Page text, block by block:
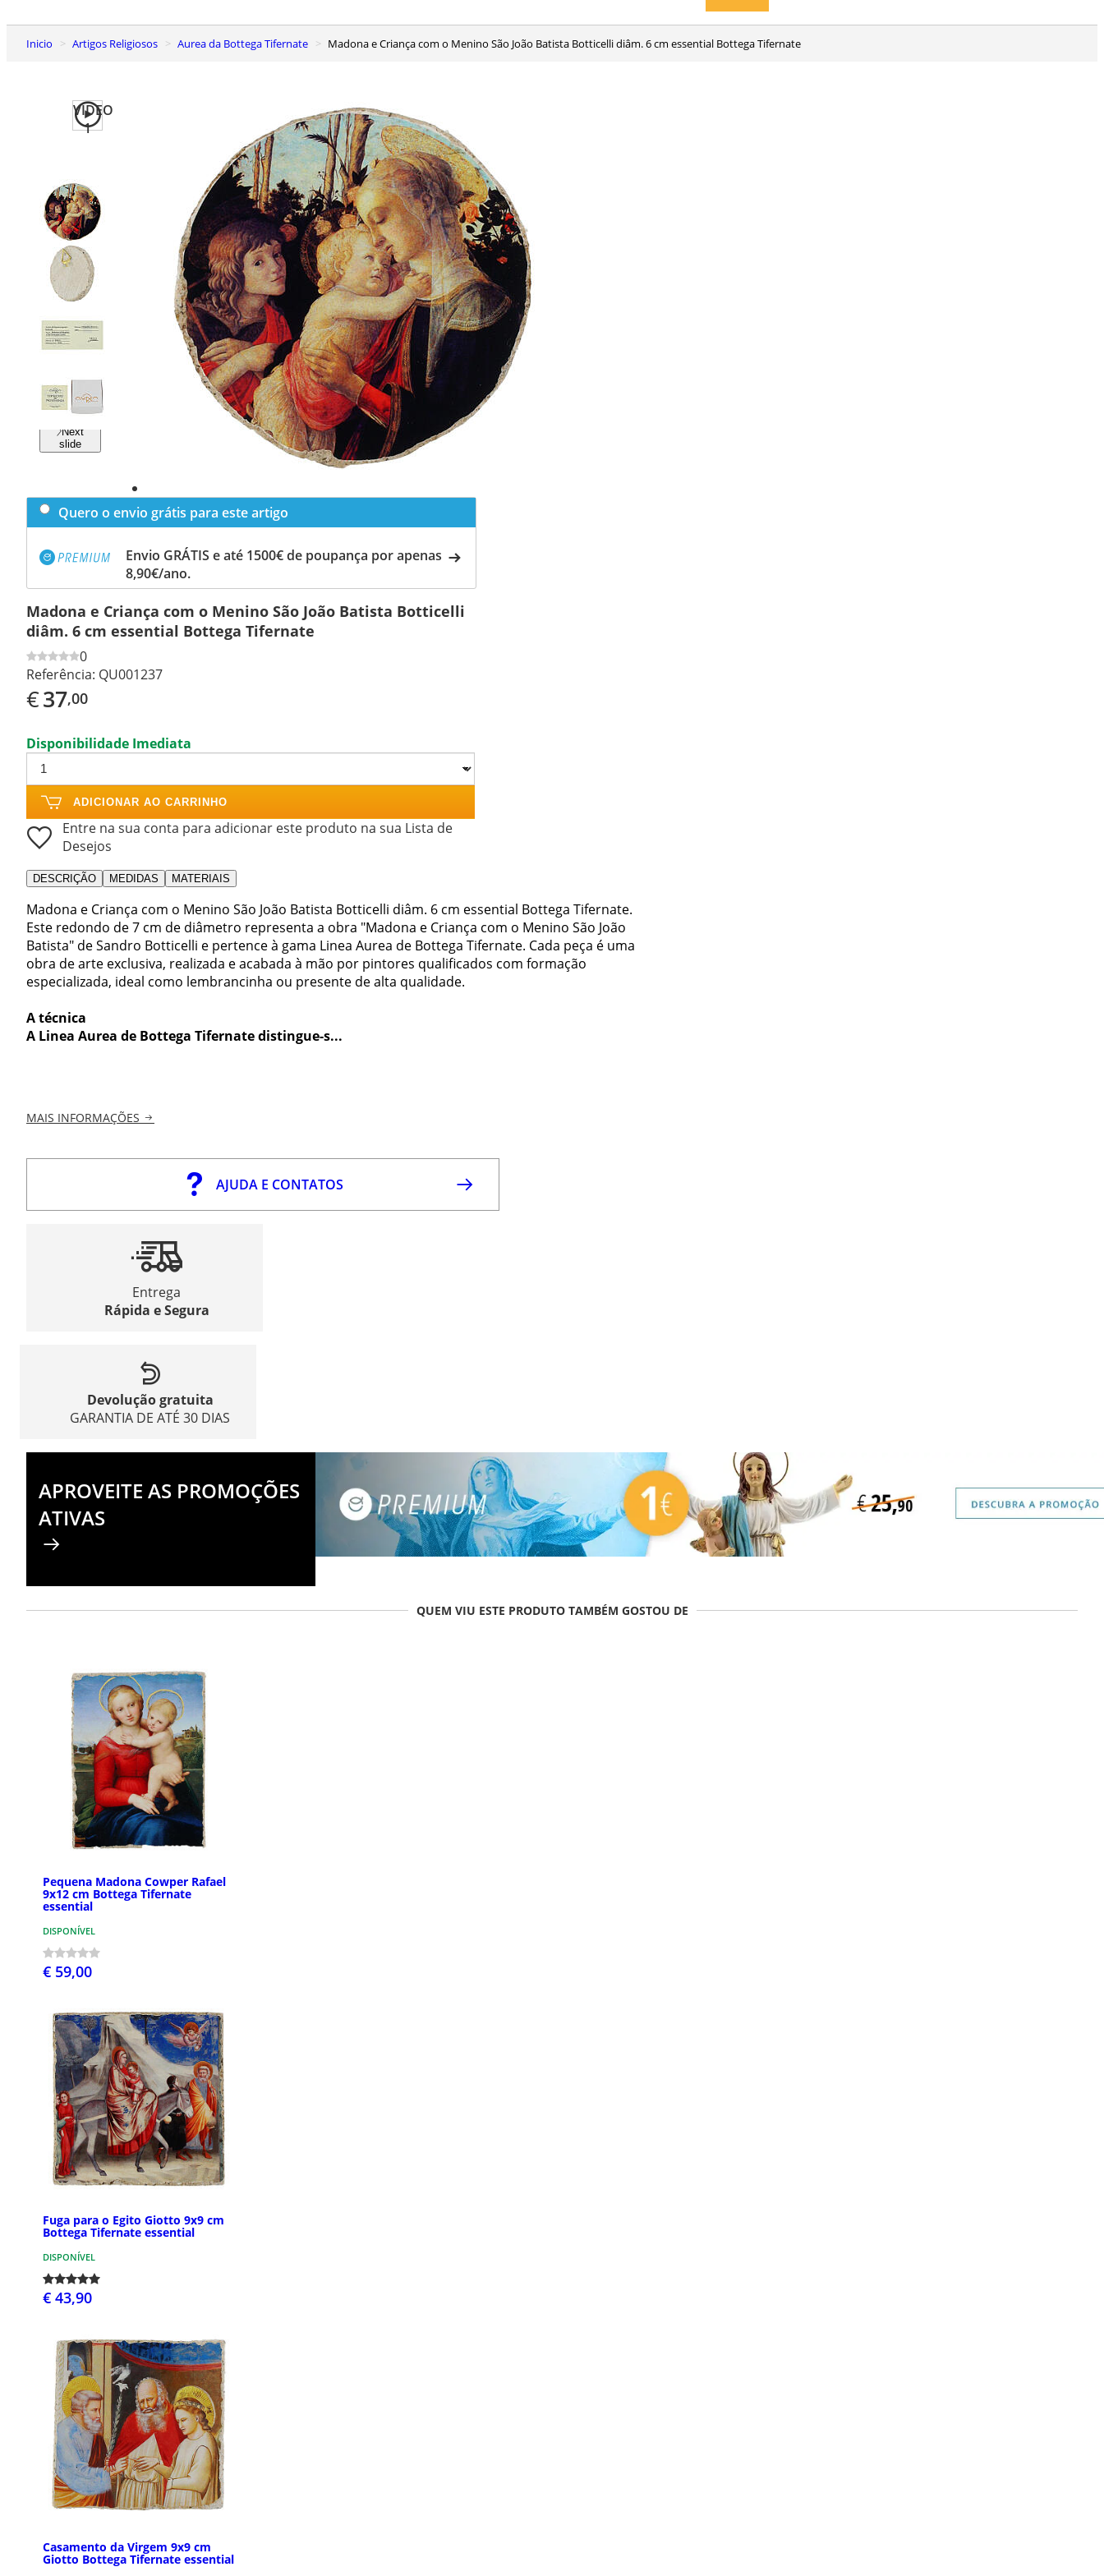
Inicio Artigos Religiosos Aurea da Bottega Tifernate Madona e Criança com o Menino São João Batista Botticelli diâm. 6 cm essential Bottega Tifernate
VIDEO
1
Previous
slide
Next
slide
Quero o envio grátis para este artigo
Envio GRÁTIS e até 1500€ de poupança por apenas
8,90€/ano.
Madona e Criança com o Menino São João Batista Botticelli
diâm. 6 cm essential Bottega Tifernate
0
Referência: QU001237
€37,00
Disponibilidade Imediata
ADICIONAR AO CARRINHO
Entre na sua conta para adicionar este produto na sua Lista de
Desejos
DESCRIÇÃO MEDIDAS MATERIAIS
Madona e Criança com o Menino São João Batista Botticelli diâm. 6 cm essential Bottega Tifernate.
Este redondo de 7 cm de diâmetro representa a obra "Madona e Criança com o Menino São João
Batista" de Sandro Botticelli e pertence à gama Linea Aurea de Bottega Tifernate. Cada peça é uma
obra de arte exclusiva, realizada e acabada à mão por pintores qualificados com formação
especializada, ideal como lembrancinha ou presente de alta qualidade.
A técnica
A Linea Aurea de Bottega Tifernate distingue-s...
MAIS INFORMAÇÕES
AJUDA E CONTATOS
Entrega
Rápida e Segura
Devolução gratuita
GARANTIA DE ATÉ 30 DIAS
APROVEITE AS PROMOÇÕES
ATIVAS
QUEM VIU ESTE PRODUTO TAMBÉM GOSTOU DE
Pequena Madona Cowper Rafael
9x12 cm Bottega Tifernate
essential
DISPONÍVEL
€ 59,00
Fuga para o Egito Giotto 9x9 cm
Bottega Tifernate essential
DISPONÍVEL
€ 43,90
Casamento da Virgem 9x9 cm
Giotto Bottega Tifernate essential